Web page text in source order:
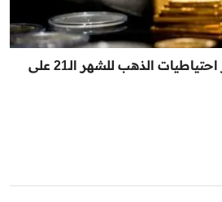
الصين تستمر في تعزيز احتياطيات الذهب للشهر الـ21 على